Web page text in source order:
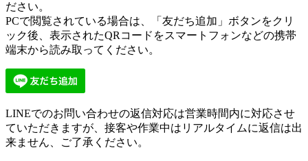
ださい。
PCで閲覧されている場合は、「友だち追加」ボタンをクリ
ック後、表示されたQRコードをスマートフォンなどの携帯
端末から読み取ってください。
LINEでのお問い合わせの返信対応は営業時間内に対応させ
ていただきますが、接客や作業中はリアルタイムに返信は出
来ません、ご了承ください。